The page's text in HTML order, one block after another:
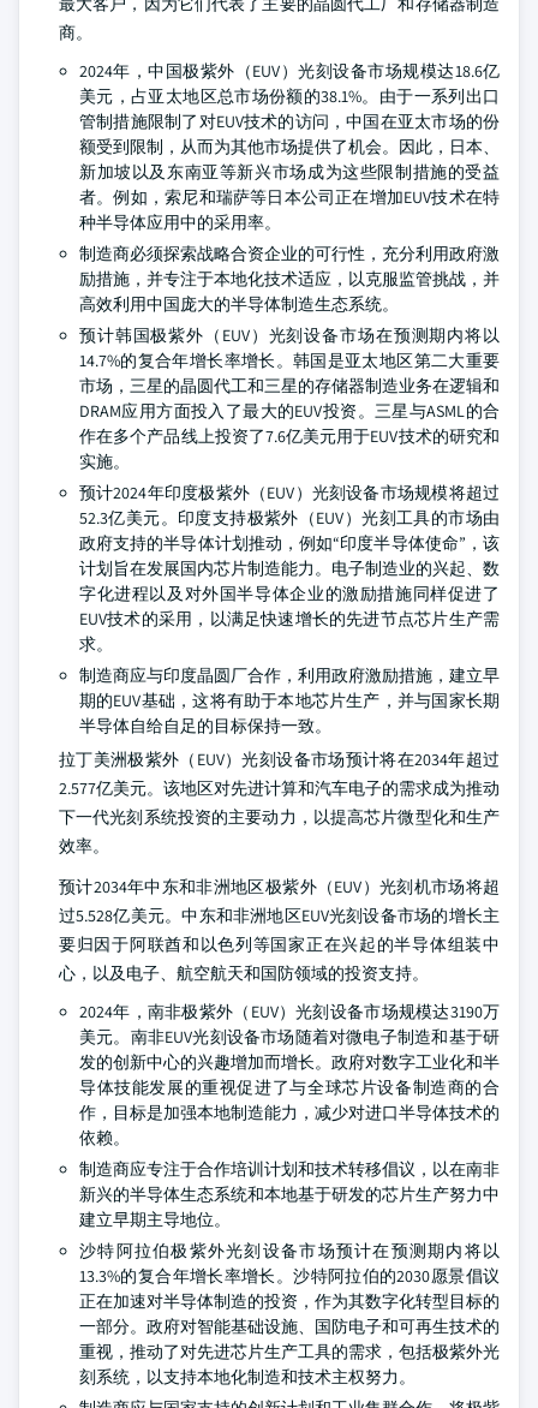
商。
2024年，中国极紫外（EUV）光刻设备市场规模达18.6亿
美元，占亚太地区总市场份额的38.1%。由于一系列出口
管制措施限制了对EUV技术的访问，中国在亚太市场的份
额受到限制，从而为其他市场提供了机会。因此，日本、
新加坡以及东南亚等新兴市场成为这些限制措施的受益
者。例如，索尼和瑞萨等日本公司正在增加EUV技术在特
种半导体应用中的采用率。
制造商必须探索战略合资企业的可行性，充分利用政府激
励措施，并专注于本地化技术适应，以克服监管挑战，并
高效利用中国庞大的半导体制造生态系统。
预计韩国极紫外（EUV）光刻设备市场在预测期内将以
14.7%的复合年增长率增长。韩国是亚太地区第二大重要
市场，三星的晶圆代工和三星的存储器制造业务在逻辑和
DRAM应用方面投入了最大的EUV投资。三星与ASML的合
作在多个产品线上投资了7.6亿美元用于EUV技术的研究和
实施。
预计2024年印度极紫外（EUV）光刻设备市场规模将超过
52.3亿美元。印度支持极紫外（EUV）光刻工具的市场由
政府支持的半导体计划推动，例如“印度半导体使命”，该
计划旨在发展国内芯片制造能力。电子制造业的兴起、数
字化进程以及对外国半导体企业的激励措施同样促进了
EUV技术的采用，以满足快速增长的先进节点芯片生产需
求。
制造商应与印度晶圆厂合作，利用政府激励措施，建立早
期的EUV基础，这将有助于本地芯片生产，并与国家长期
半导体自给自足的目标保持一致。
拉丁美洲极紫外（EUV）光刻设备市场预计将在2034年超过
2.577亿美元。该地区对先进计算和汽车电子的需求成为推动
下一代光刻系统投资的主要动力，以提高芯片微型化和生产
效率。
预计2034年中东和非洲地区极紫外（EUV）光刻机市场将超
过5.528亿美元。中东和非洲地区EUV光刻设备市场的增长主
要归因于阿联酋和以色列等国家正在兴起的半导体组装中
心，以及电子、航空航天和国防领域的投资支持。
2024年，南非极紫外（EUV）光刻设备市场规模达3190万
美元。南非EUV光刻设备市场随着对微电子制造和基于研
发的创新中心的兴趣增加而增长。政府对数字工业化和半
导体技能发展的重视促进了与全球芯片设备制造商的合
作，目标是加强本地制造能力，减少对进口半导体技术的
依赖。
制造商应专注于合作培训计划和技术转移倡议，以在南非
新兴的半导体生态系统和本地基于研发的芯片生产努力中
建立早期主导地位。
沙特阿拉伯极紫外光刻设备市场预计在预测期内将以
13.3%的复合年增长率增长。沙特阿拉伯的2030愿景倡议
正在加速对半导体制造的投资，作为其数字化转型目标的
一部分。政府对智能基础设施、国防电子和可再生技术的
重视，推动了对先进芯片生产工具的需求，包括极紫外光
刻系统，以支持本地化制造和技术主权努力。